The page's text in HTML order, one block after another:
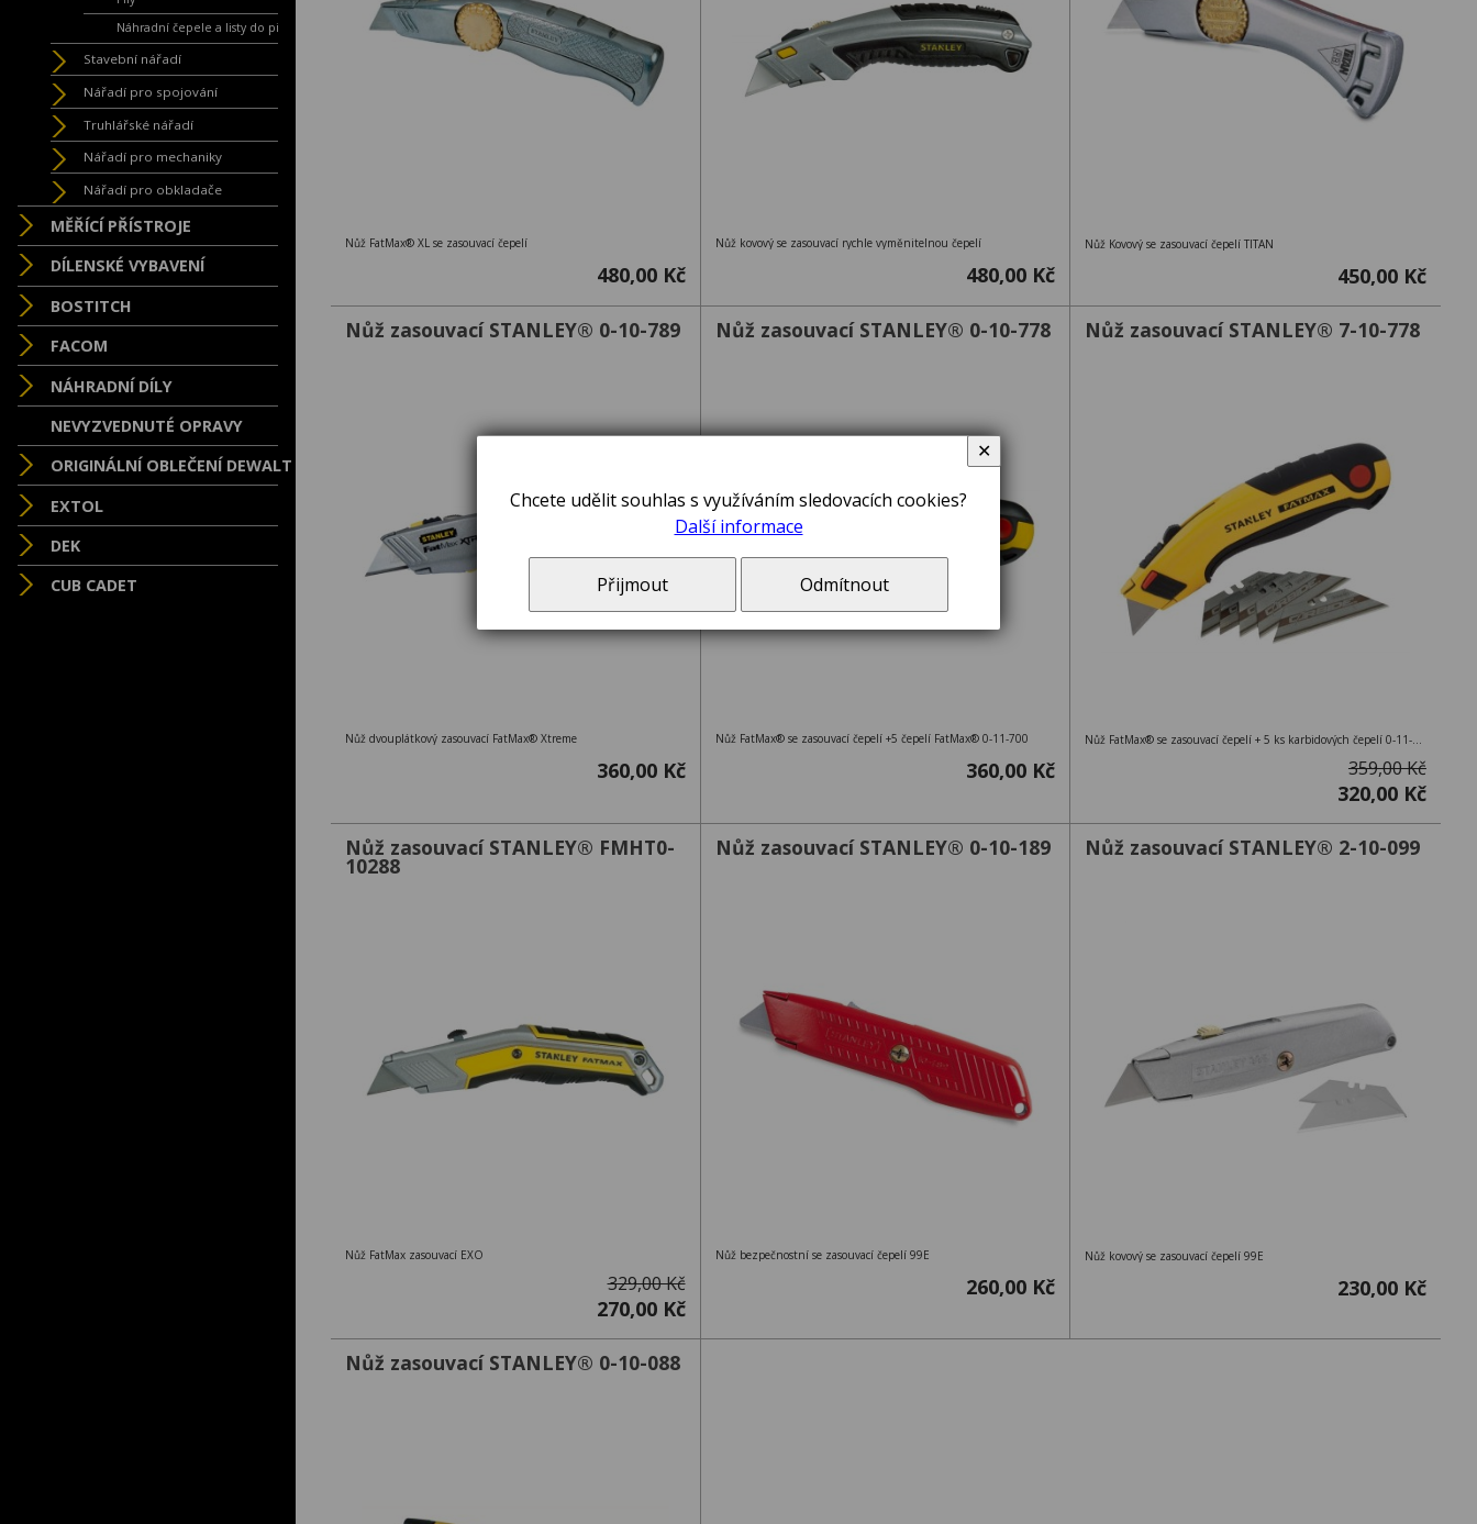
Náhradní čepele a listy do pil
Stavební nářadí
Nářadí pro spojování
Truhlářské nářadí
Nářadí pro mechaniky
Nářadí pro obkladače
MĚŘÍCÍ PŘÍSTROJE
DÍLENSKÉ VYBAVENÍ
BOSTITCH
FACOM
NÁHRADNÍ DÍLY
NEVYZVEDNUTÉ OPRAVY
ORIGINÁLNÍ OBLEČENÍ DEWALT
EXTOL
DEK
CUB CADET
Nůž FatMax® XL se zasouvací čepelí
480,00 Kč
Nůž kovový se zasouvací rychle vyměnitelnou čepelí
480,00 Kč
Nůž Kovový se zasouvací čepelí TITAN
450,00 Kč
Nůž zasouvací STANLEY® 0-10-789
Nůž dvouplátkový zasouvací FatMax® Xtreme
360,00 Kč
Nůž zasouvací STANLEY® 0-10-778
Nůž FatMax® se zasouvací čepelí +5 čepelí FatMax® 0-11-700
360,00 Kč
Nůž zasouvací STANLEY® 7-10-778
359,00 Kč
320,00 Kč
Nůž zasouvací STANLEY® FMHT0-
10288
Nůž FatMax zasouvací EXO
329,00 Kč
270,00 Kč
Nůž zasouvací STANLEY® 0-10-189
Nůž bezpečnostní se zasouvací čepelí 99E
260,00 Kč
Nůž zasouvací STANLEY® 2-10-099
Nůž kovový se zasouvací čepelí 99E
230,00 Kč
Nůž zasouvací STANLEY® 0-10-088
Chcete udělit souhlas s využíváním sledovacích cookies?
Další informace
Přijmout Odmítnout
✕